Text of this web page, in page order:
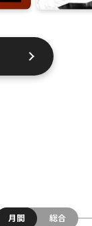
月間
総合